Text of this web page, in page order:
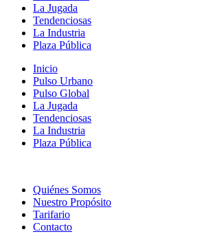
La Jugada
Tendenciosas
La Industria
Plaza Pública
Inicio
Pulso Urbano
Pulso Global
La Jugada
Tendenciosas
La Industria
Plaza Pública
Quiénes Somos
Nuestro Propósito
Tarifario
Contacto